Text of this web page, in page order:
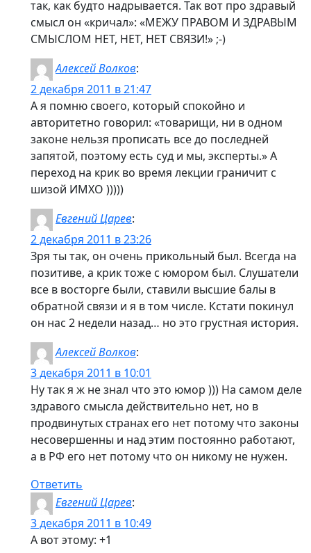
так, как будто надрывается. Так вот про здравый
смысл он «кричал»: «МЕЖУ ПРАВОМ И ЗДРАВЫМ
СМЫСЛОМ НЕТ, НЕТ, НЕТ СВЯЗИ!» ;-)
Алексей Волков:
2 декабря 2011 в 21:47
А я помню своего, который спокойно и
авторитетно говорил: «товарищи, ни в одном
законе нельзя прописать все до последней
запятой, поэтому есть суд и мы, эксперты.» А
переход на крик во время лекции граничит с
шизой ИМХО )))))
Евгений Царев:
2 декабря 2011 в 23:26
Зря ты так, он очень прикольный был. Всегда на
позитиве, а крик тоже с юмором был. Слушатели
все в восторге были, ставили высшие балы в
обратной связи и я в том числе. Кстати покинул
он нас 2 недели назад… но это грустная история.
Алексей Волков:
3 декабря 2011 в 10:01
Ну так я ж не знал что это юмор ))) На самом деле
здравого смысла действительно нет, но в
продвинутых странах его нет потому что законы
несовершенны и над этим постоянно работают,
а в РФ его нет потому что он никому не нужен.
Ответить
Евгений Царев:
3 декабря 2011 в 10:49
А вот этому: +1